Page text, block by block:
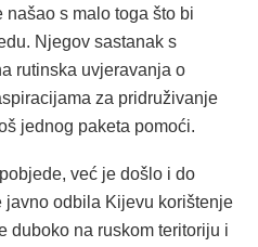
s malo toga što bi
Njegov sastanak s
rutinska uvjeravanja o
za pridruživanje
jednog paketa pomoći.
već je došlo i do
odbila Kijevu korištenje
duboko na ruskom teritoriju i